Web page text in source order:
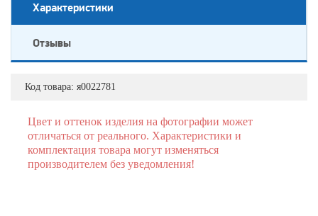
Характеристики
Отзывы
Код товара: я0022781
Цвет и оттенок изделия на фотографии может
отличаться от реального. Характеристики и
комплектация товара могут изменяться
производителем без уведомления!